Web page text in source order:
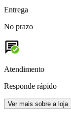
Entrega
No prazo
Atendimento
Responde rápido
Ver mais sobre a loja